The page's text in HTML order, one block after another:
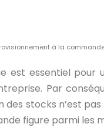
à la
est essentiel
Par
des stocks n’est
figure parmi les